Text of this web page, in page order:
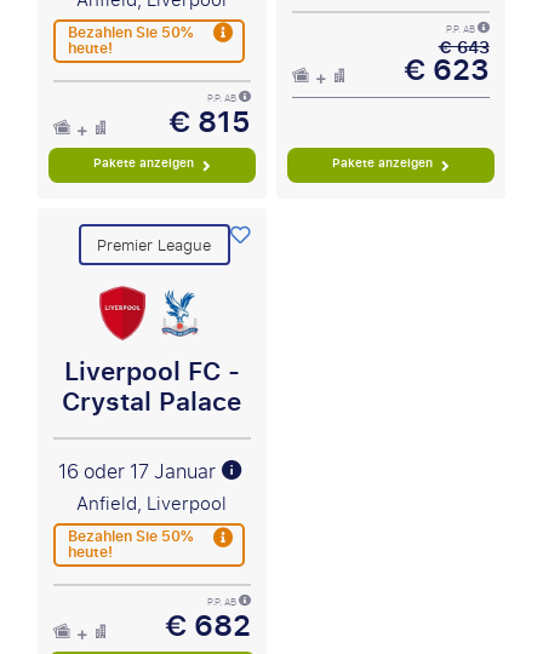
Bezahlen Sie 50%
heute!
P.P. AB
€ 815
Pakete anzeigen
P.P. AB
€ 643
€ 623
Pakete anzeigen
Premier League
Liverpool FC -
Crystal Palace
16 oder 17 Januar
Anfield, Liverpool
Bezahlen Sie 50%
heute!
P.P. AB
€ 682